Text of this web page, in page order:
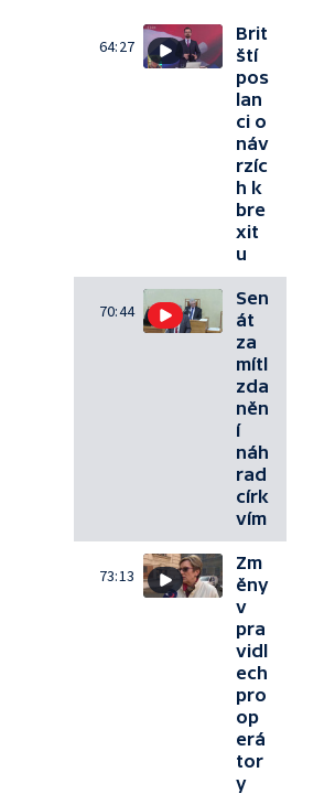
64:27
Brit
ští
pos
lan
ci o
náv
rzíc
h k
bre
xit
u
70:44
Sen
át
za
mítl
zda
něn
í
náh
rad
círk
vím
73:13
Zm
ěny
v
pra
vidl
ech
pro
op
erá
tor
y